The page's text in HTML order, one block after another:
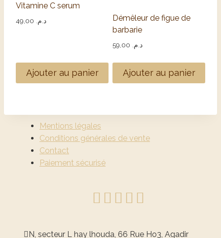
Vitamine C serum
د.م.
Ajouter au panier
Démêleur de figue de
barbarie
د.م.
Ajouter au panier
Mentions légales
Conditions générales de vente
Contact
Paiement sécurisé
N, secteur L hay lhouda, 66 Rue Ho3, Agadir